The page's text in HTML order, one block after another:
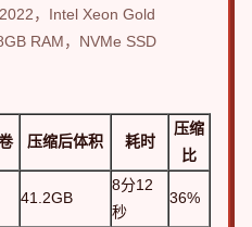
，Intel Xeon Gold
RAM，NVMe SSD
压缩后体积 耗时
压缩
比
41.2GB
8分12
秒
36%